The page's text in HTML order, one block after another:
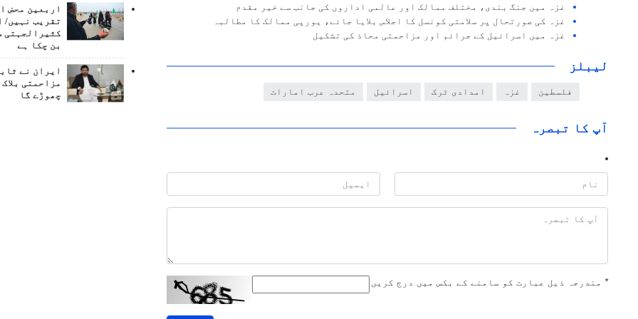
غزہ میں جنگ بندی، مختلف ممالک اور عالمی اداروں کی جانب سے خیر مقدم
غزہ کی صورتحال پر سلامتی کونسل کا اجلاس بلایا جائے، یورپی ممالک کا مطالبہ
غزہ میں اسرائیل کے جرائم اور مزاحمتی محاذ کی تشکیل
لیبلز
فلسطین غزہ امدادی ٹرک اسرائیل متحدہ عرب امارات
آپ کا تبصرہ
* مندرجہ ذیل عبارت کو سامنے کے بکس میں درج کریں
اربعین محض
تقریب نہیں/
کثیرالجہتی
بن چکا ہے
ایران نے
مزاحمتی
چھوڑے گا